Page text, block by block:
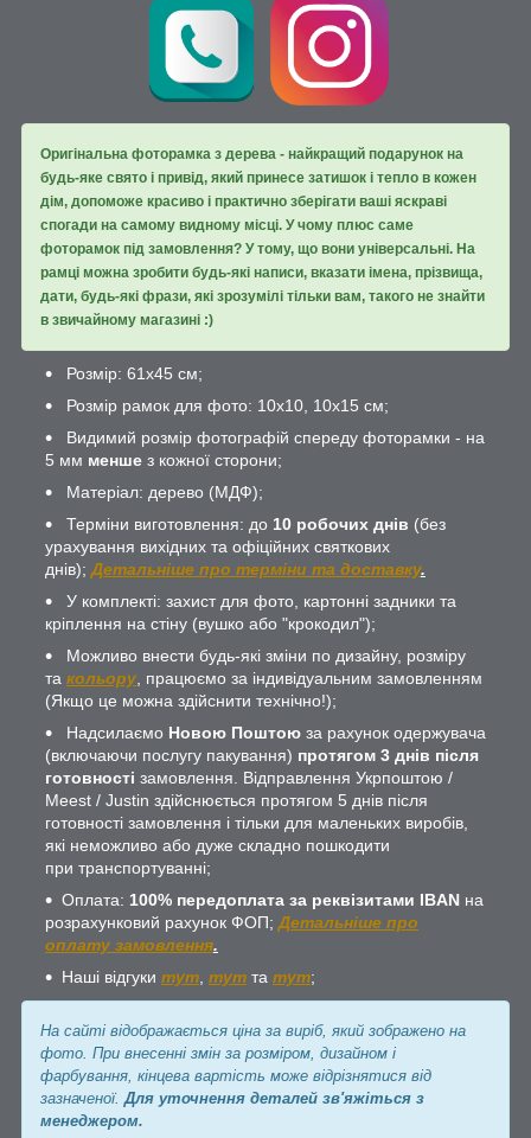
Оригінальна фоторамка з дерева - найкращий подарунок на
будь-яке свято і привід, який принесе затишок і тепло в кожен
дім, допоможе красиво і практично зберігати ваші яскраві
спогади на самому видному місці. У чому плюс саме
фоторамок під замовлення? У тому, що вони універсальні. На
рамці можна зробити будь-які написи, вказати імена, прізвища,
дати, будь-які фрази, які зрозумілі тільки вам, такого не знайти
в звичайному магазині :)
Розмір: 61х45 см;
Розмір рамок для фото: 10х10, 10х15 см;
Видимий розмір фотографій спереду фоторамки - на
5 мм менше з кожної сторони;
Матеріал: дерево (МДФ);
Терміни виготовлення: до 10 робочих днів (без
урахування вихідних та офіційних святкових
днів); Детальніше про терміни та доставку.
У комплекті: захист для фото, картонні задники та
кріплення на стіну (вушко або "крокодил");
Можливо внести будь-які зміни по дизайну, розміру
та кольору , працюємо за індивідуальним замовленням
(Якщо це можна здійснити технічно!);
Надсилаємо Новою Поштою за рахунок одержувача
(включаючи послугу пакування) протягом 3 днів після
готовності замовлення. Відправлення Укрпоштою /
Meest / Justin здійснюється протягом 5 днів після
готовності замовлення і тільки для маленьких виробів,
які неможливо або дуже складно пошкодити
при транспортуванні;
Оплата: 100% передоплата за реквізитами IBAN на
розрахунковий рахунок ФОП; Детальніше про
оплату замовлення.
Наші відгуки тут тут та тут;
На сайті відображається ціна за виріб, який зображено на
фото. При внесенні змін за розміром, дизайном і
фарбування, кінцева вартість може відрізнятися від
зазначеної. Для уточнення деталей зв'яжіться з
менеджером.